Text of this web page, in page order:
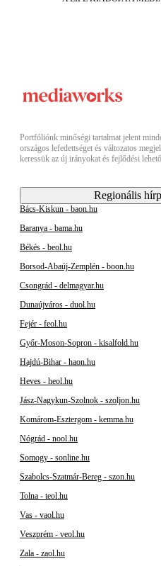
Portfóliónk minőségi tartalmat jelent
országos lefedettséget és változatos
keressük az új irányokat és fejlődési
Regionális
Bács-Kiskun - baon.hu
Baranya - bama.hu
Békés - beol.hu
Borsod-Abaúj-Zemplén - boon.hu
Csongrád - delmagyar.hu
Dunaújváros - duol.hu
Fejér - feol.hu
Győr-Moson-Sopron - kisalfold.hu
Hajdú-Bihar - haon.hu
Heves - heol.hu
Jász-Nagykun-Szolnok - szoljon.hu
Komárom-Esztergom - kemma.hu
Nógrád - nool.hu
Somogy - sonline.hu
Szabolcs-Szatmár-Bereg - szon.hu
Tolna - teol.hu
Vas - vaol.hu
Veszprém - veol.hu
Zala - zaol.hu